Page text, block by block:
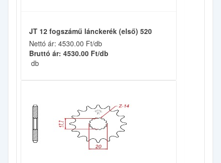
JT 12 fogszámű lánckerék (első) 520
Nettó ár: 4530.00 Ft/db
Bruttó ár: 4530.00 Ft/db
db